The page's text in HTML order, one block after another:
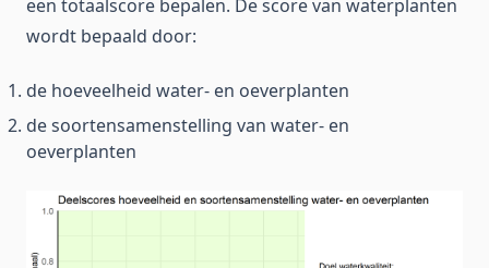
een totaalscore bepalen. De score van waterplanten
wordt bepaald door:
de hoeveelheid water- en oeverplanten
de soortensamenstelling van water- en
oeverplanten